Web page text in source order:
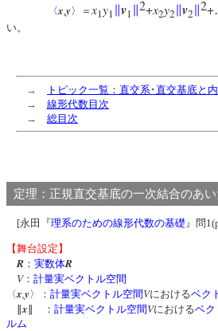
〈x,y 〉 ＝x1y1 v1
2+x2y2 v2
2+
い。
→
トピック一覧：直交系･直交基底と
→ 線形代数目次
→ 総目次
定理：正規直交基底の一次結合の
[永田『理系のための線形代数の基礎』問
【舞台設定】
R ： 実数体R
V： 計量実ベクトル空間
〈x y 〉： 計量実ベクトル空間Vにおけるベク
∥x∥ ： 計量実ベクトル空間Vにおけるベク
ルム